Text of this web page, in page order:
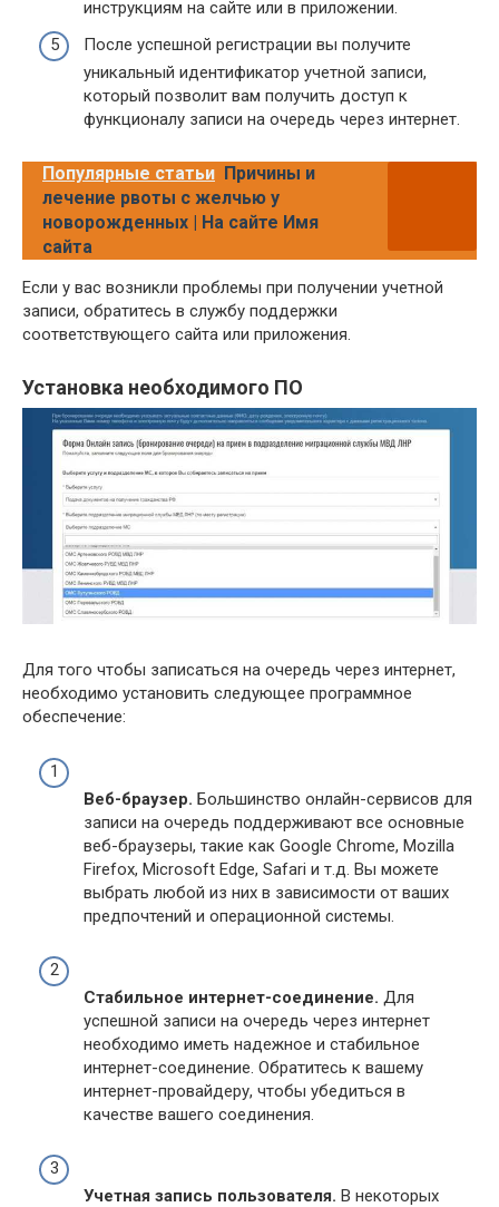
инструкциям на сайте или в приложении.
После успешной регистрации вы получите
уникальный идентификатор учетной записи,
который позволит вам получить доступ к
функционалу записи на очередь через интернет.
Популярные статьи Причины и
лечение рвоты с желчью у
новорожденных | На сайте Имя
сайта
Если у вас возникли проблемы при получении учетной
записи, обратитесь в службу поддержки
соответствующего сайта или приложения.
Установка необходимого ПО
Для того чтобы записаться на очередь через интернет,
необходимо установить следующее программное
обеспечение:
Веб-браузер. Большинство онлайн-сервисов для
записи на очередь поддерживают все основные
веб-браузеры, такие как Google Chrome, Mozilla
Firefox, Microsoft Edge, Safari и т.д. Вы можете
выбрать любой из них в зависимости от ваших
предпочтений и операционной системы.
Стабильное интернет-соединение. Для
успешной записи на очередь через интернет
необходимо иметь надежное и стабильное
интернет-соединение. Обратитесь к вашему
интернет-провайдеру, чтобы убедиться в
качестве вашего соединения.
Учетная запись пользователя. В некоторых